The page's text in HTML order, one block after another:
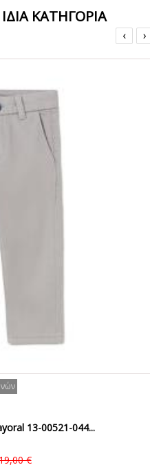
ΚΑΤΗΓΟΡΙΑ
‹ ›
13-00521-044...
€